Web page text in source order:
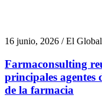
16 junio, 2026 / El Global
Farmaconsulting
principales
de la farmacia